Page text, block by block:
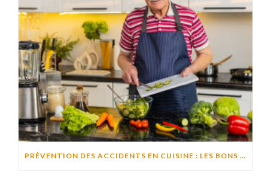
PRÉVENTION DES ACCIDENTS EN CUISINE : LES BONS RÉFLEXES POUR CUISINER EN TOUTE SÉCURITÉ